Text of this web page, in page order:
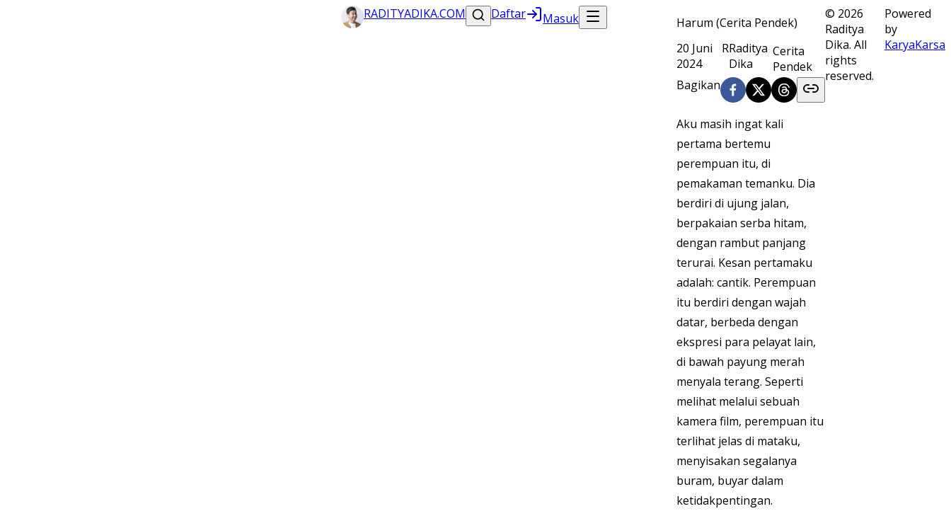
RADITYADIKA.COM Daftar Masuk
Harum (Cerita Pendek)
20 Juni
2024
RRaditya
Dika
Cerita
Pendek
Bagikan
Aku masih ingat kali
pertama bertemu
perempuan itu, di
pemakaman temanku. Dia
berdiri di ujung jalan,
berpakaian serba hitam,
dengan rambut panjang
terurai. Kesan pertamaku
adalah: cantik. Perempuan
itu berdiri dengan wajah
datar, berbeda dengan
ekspresi para pelayat lain,
di bawah payung merah
menyala terang. Seperti
melihat melalui sebuah
kamera film, perempuan itu
terlihat jelas di mataku,
menyisakan segalanya
buram, buyar dalam
ketidakpentingan.
© 2026
Raditya
Dika. All
rights
reserved.
Powered
by
KaryaKarsa